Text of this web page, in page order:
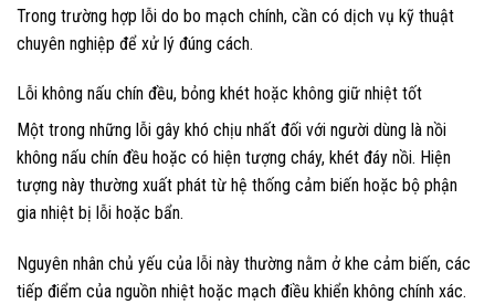
Trong trường hợp lỗi do bo mạch chính, cần có dịch vụ kỹ thuật
chuyên nghiệp để xử lý đúng cách.
Lỗi không nấu chín đều, bỏng khét hoặc không giữ nhiệt tốt
Một trong những lỗi gây khó chịu nhất đối với người dùng là nồi
không nấu chín đều hoặc có hiện tượng cháy, khét đáy nồi. Hiện
tượng này thường xuất phát từ hệ thống cảm biến hoặc bộ phận
gia nhiệt bị lỗi hoặc bẩn.
Nguyên nhân chủ yếu của lỗi này thường nằm ở khe cảm biến, các
tiếp điểm của nguồn nhiệt hoặc mạch điều khiển không chính xác.